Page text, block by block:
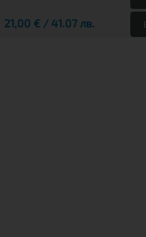
21,00 € / 41.07 лв.